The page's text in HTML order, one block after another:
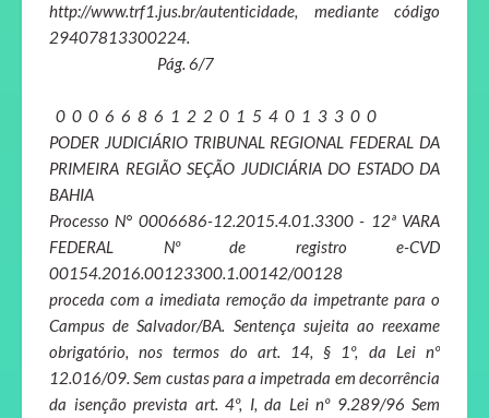
http://www.trf1.jus.br/autenticidade, mediante código
29407813300224.
Pág. 6/7
0 0 0 6 6 8 6 1 2 2 0 1 5 4 0 1 3 3 0 0
PODER JUDICIÁRIO TRIBUNAL REGIONAL FEDERAL DA
PRIMEIRA REGIÃO SEÇÃO JUDICIÁRIA DO ESTADO DA
BAHIA
Processo N° 0006686-12.2015.4.01.3300 - 12ª VARA
FEDERAL Nº de registro e-CVD
00154.2016.00123300.1.00142/00128
proceda com a imediata remoção da impetrante para o
Campus de Salvador/BA. Sentença sujeita ao reexame
obrigatório, nos termos do art. 14, § 1º, da Lei nº
12.016/09. Sem custas para a impetrada em decorrência
da isenção prevista art. 4º, I, da Lei nº 9.289/96 Sem